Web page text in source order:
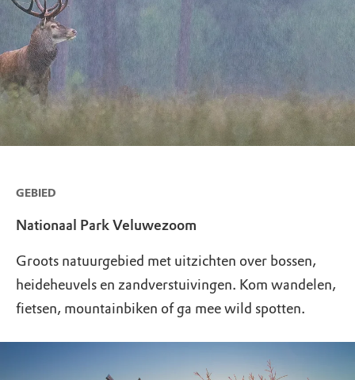
GEBIED
Nationaal Park Veluwezoom
Groots natuurgebied met uitzichten over bossen,
heideheuvels en zandverstuivingen. Kom wandelen,
fietsen, mountainbiken of ga mee wild spotten.